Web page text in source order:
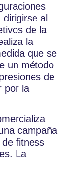
dirigirse al
de la
la
que se
un método
de
por la
campaña
fitness
La